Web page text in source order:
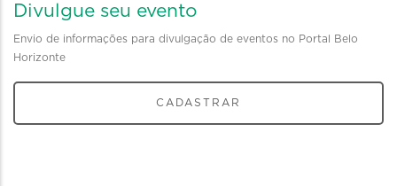
Divulgue seu evento
Envio de informações para divulgação de eventos no Portal Belo
Horizonte
CADASTRAR